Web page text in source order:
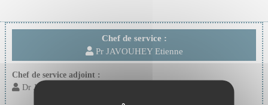
Chef de service :
Pr JAVOUHEY Etienne
Chef de service adjoint :
Dr JAFFRE Raphaël